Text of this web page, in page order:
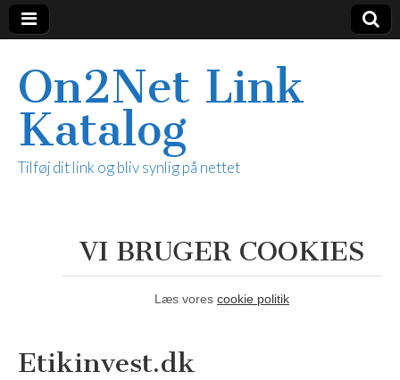
On2Net Link
Katalog
Tilføj dit link og bliv synlig på nettet
VI BRUGER COOKIES
Læs vores cookie politik
Etikinvest.dk